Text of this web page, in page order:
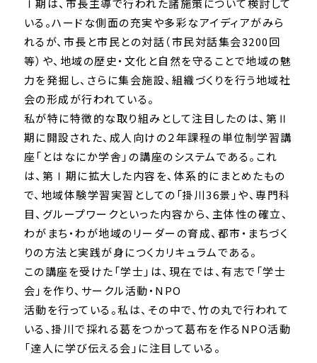
Ⅰ期は、市長主導で行われた諸施策について検討して
いる。ハードな側面の充実や多彩なアイディアがみら
れるが、市長と市民との対話（市民対話集会3200回
等）や、地域の歴史・文化と自然を守ることで地域の魅
力を発掘し、さらに集会施設、組織づくりを行う地域社
会の形成が行われている。
私が特に特徴的な取り組みとして注目したのは、第Ⅱ
期に開設された、成人向けの２年課程の単位制学習講
座「とはなにか学舎」の講座のシステムである。これ
は、第Ⅰ期に拡大した内容を、体系的にまとめたもの
で、地域体験学習実習としての「掛川36景」や、専門科
目、グループワークといった内容から、主体性の確立、
わがまち・わが地域のリーダーの育成、都市・まちづく
りの方法と実践が身につくカリキュラムである。
この講座を受けた「学士」は、現在では、有志で「学士
会」を作り、サークル活動・NPO
活動を行っている。私は、その中で、竹の丸で行われて
いる、掛川で採れる葛をつかって葛布を作るNPO活動
「達人に学び伝える会」に注目している。